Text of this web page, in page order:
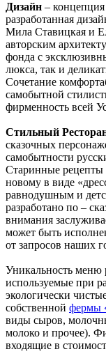
Дизайн –
разработанная
Мила Ставицкая и
авторским
фонда с
люкса, так и
Сочетание
самобытной
фирменность всей
Стильный
сказочных
самобытности
Старинные рецепты
новому в виде
равнодушным и
разработано по –
внимания
может быть
от запросов наших
Уникальность меню
используемые при
экологически
собственной фермы
виды сыров,
молоко и прочее).
входящие в